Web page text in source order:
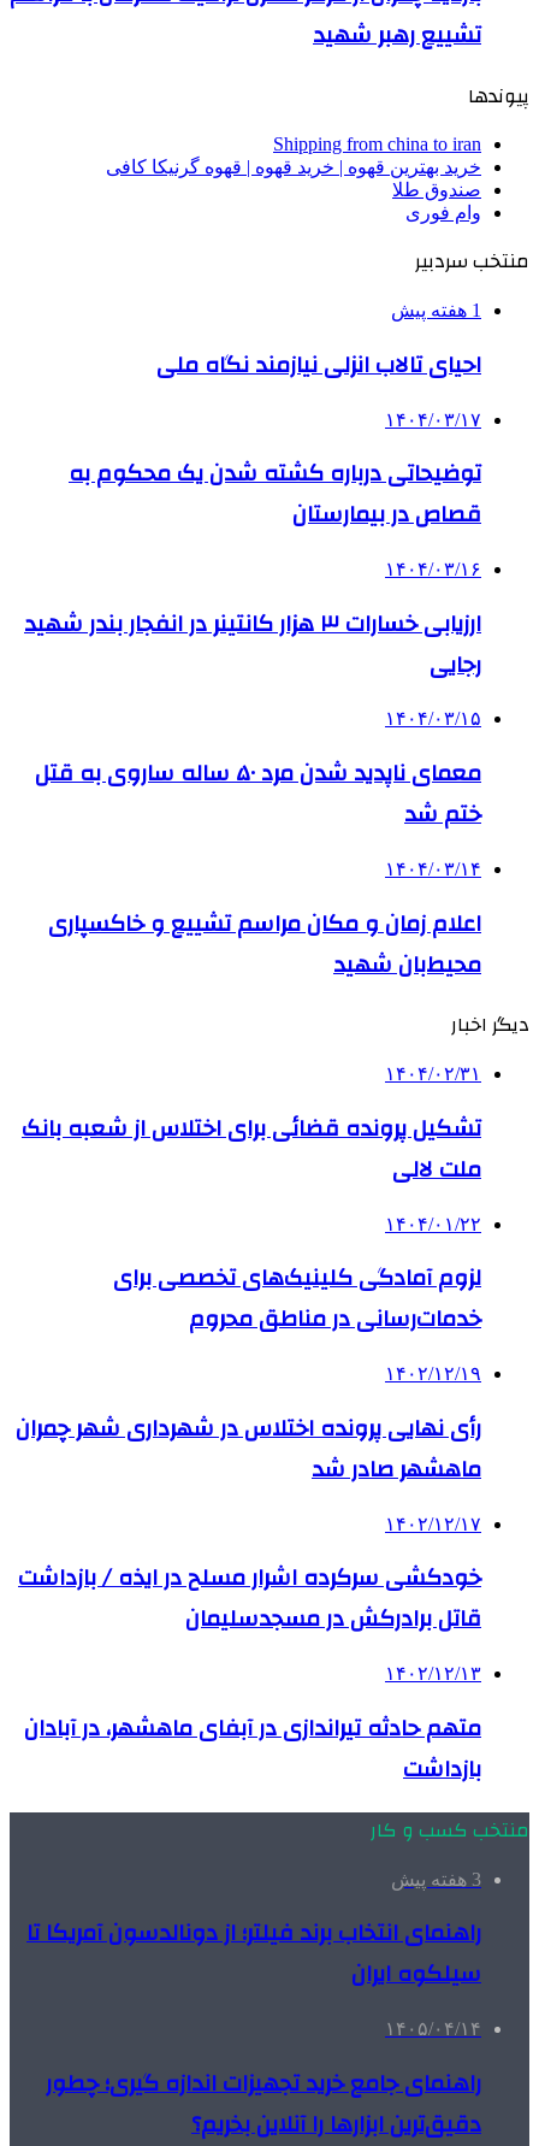
تشییع رهبر شهید
پیوندها
Shipping from china to iran
خرید بهترین قهوه | خرید قهوه | قهوه گرنیکا کافی
صندوق طلا
وام فوری
منتخب سردبیر
1 هفته پیش
احیای تالاب انزلی نیازمند نگاه ملی
۱۴۰۴/۰۳/۱۷
توضیحاتی درباره کشته شدن یک محکوم به
قصاص در بیمارستان
۱۴۰۴/۰۳/۱۶
ارزیابی خسارات ۳ هزار کانتینر در انفجار بندر شهید
رجایی
۱۴۰۴/۰۳/۱۵
معمای ناپدید شدن مرد ۵۰ ساله ساروی به قتل
ختم شد
۱۴۰۴/۰۳/۱۴
اعلام زمان و مکان مراسم تشییع و خاکسپاری
محیط‌بان شهید
دیگر اخبار
۱۴۰۴/۰۲/۳۱
تشکیل پرونده قضائی برای اختلاس از شعبه بانک
ملت لالی
۱۴۰۴/۰۱/۲۲
لزوم آمادگی کلینیک‌های تخصصی برای
خدمات‌رسانی در مناطق محروم
۱۴۰۲/۱۲/۱۹
رأی نهایی پرونده اختلاس در شهرداری شهر چمران
ماهشهر صادر شد
۱۴۰۲/۱۲/۱۷
خودکشی سرکرده اشرار مسلح در ایذه / بازداشت
قاتل برادرکش در مسجدسلیمان
۱۴۰۲/۱۲/۱۳
متهم حادثه تیراندازی در آبفای ماهشهر، در آبادان
بازداشت
منتخب کسب و کار
3 هفته پیش
راهنمای انتخاب برند فیلتر؛ از دونالدسون آمریکا تا
سیلکوه ایران
۱۴۰۵/۰۴/۱۴
راهنمای جامع خرید تجهیزات اندازه گیری؛ چطور
دقیق‌ترین ابزارها را آنلاین بخریم؟